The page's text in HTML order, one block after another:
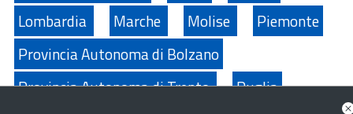
Lombardia
Marche Molise
Piemonte
Provincia Autonoma di Bolzano
Provincia Autonoma di Trento
Puglia